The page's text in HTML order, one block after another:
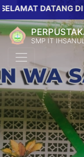
DATANG DI
SMP IT